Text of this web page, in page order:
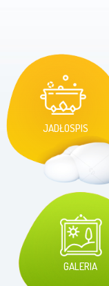
JADŁOSPIS
GALERIA